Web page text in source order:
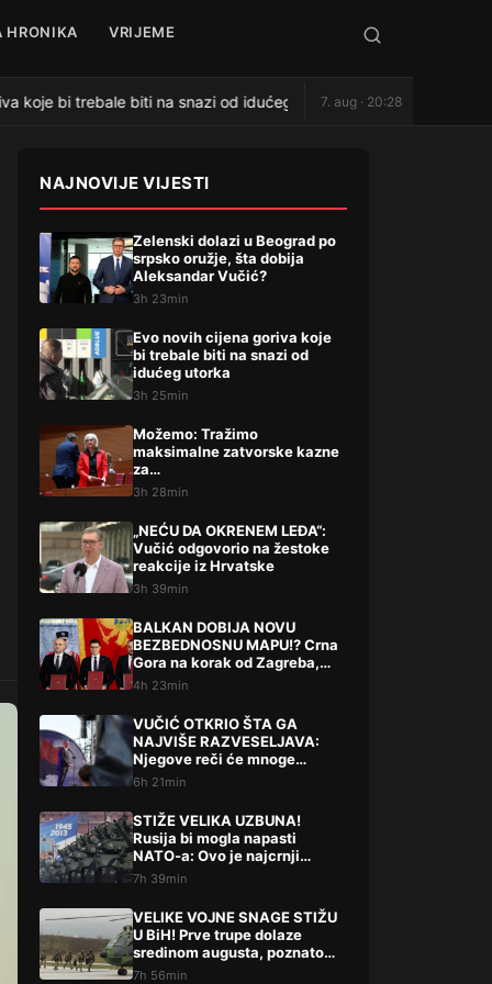
HRONIKA VRIJEME
koje bi trebale biti na snazi od idućeg utorka ●
7. aug · 20:28
NAJNOVIJE VIJESTI
Zelenski dolazi u Beograd po
srpsko oružje, šta dobija
Aleksandar Vučić?
3h 23min
Evo novih cijena goriva koje
bi trebale biti na snazi od
idućeg utorka
3h 25min
Možemo: Tražimo
maksimalne zatvorske kazne
za…
3h 28min
„NEĆU DA OKRENEM LEĐA“:
Vučić odgovorio na žestoke
reakcije iz Hrvatske
3h 39min
BALKAN DOBIJA NOVU
BEZBEDNOSNU MAPU!? Crna
Gora na korak od Zagreba,
Tirane i Prištine – detalji koji
4h 23min
VUČIĆ OTKRIO ŠTA GA
NAJVIŠE RAZVESELJAVA:
Njegove reči će mnoge
iznenaditi!
6h 21min
STIŽE VELIKA UZBUNA!
Rusija bi mogla napasti
NATO-a: Ovo je najcrnji
scenarij
7h 39min
VELIKE VOJNE SNAGE STIŽU
U BiH! Prve trupe dolaze
sredinom augusta, poznato
šta slijedi
7h 56min